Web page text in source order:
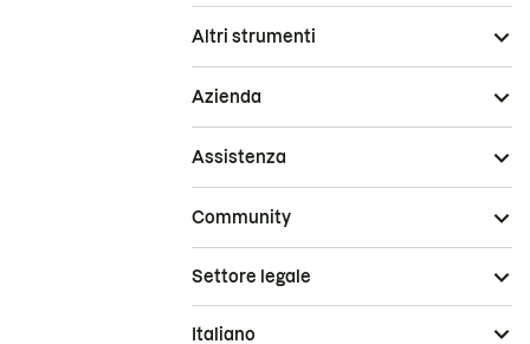
Altri strumenti
Azienda
Assistenza
Community
Settore legale
Italiano